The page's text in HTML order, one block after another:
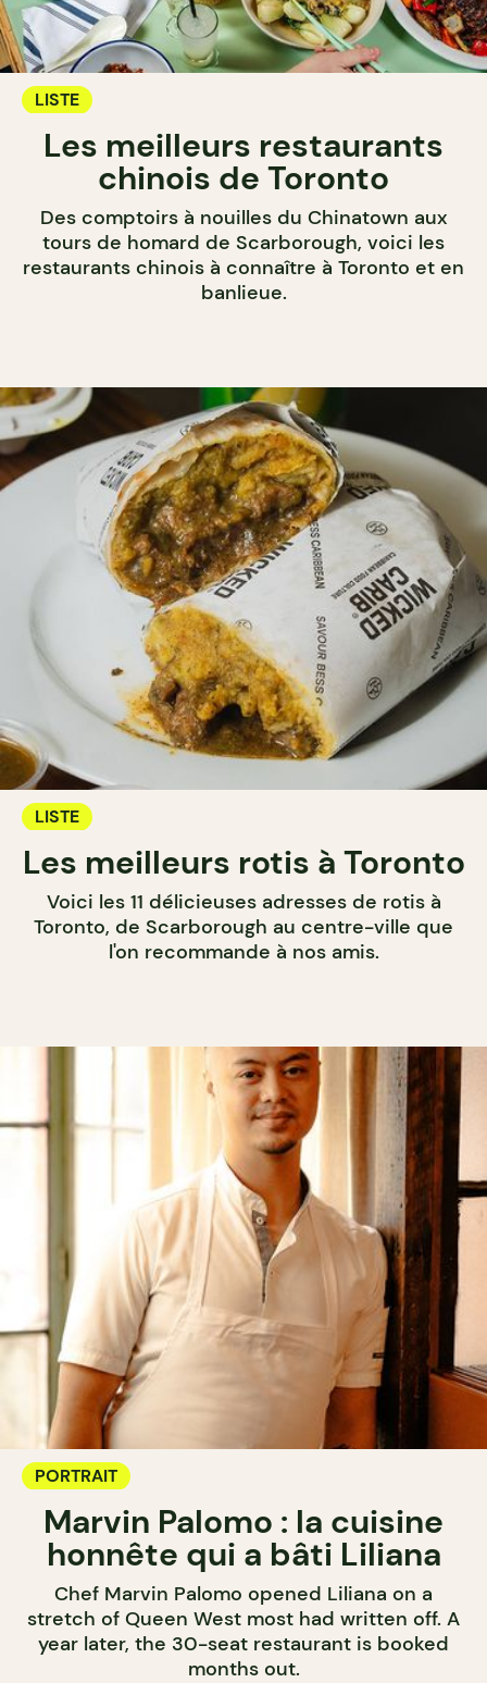
LISTE
Les meilleurs restaurants
chinois de Toronto
Des comptoirs à nouilles du Chinatown aux
tours de homard de Scarborough, voici les
restaurants chinois à connaître à Toronto et en
banlieue.
LISTE
Les meilleurs rotis à Toronto
Voici les 11 délicieuses adresses de rotis à
Toronto, de Scarborough au centre-ville que
l'on recommande à nos amis.
PORTRAIT
Marvin Palomo : la cuisine
honnête qui a bâti Liliana
Chef Marvin Palomo opened Liliana on a
stretch of Queen West most had written off. A
year later, the 30-seat restaurant is booked
months out.